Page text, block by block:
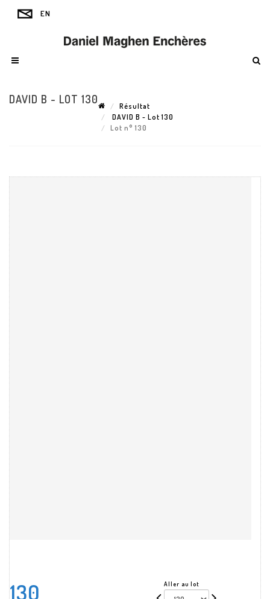
DAVID B - LOT 130
Résultat
DAVID B - Lot 130
Lot n° 130
130 Aller au lot